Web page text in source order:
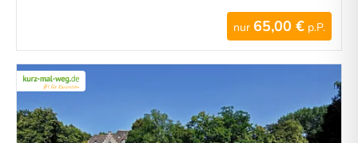
nur 65,00 € p.P.